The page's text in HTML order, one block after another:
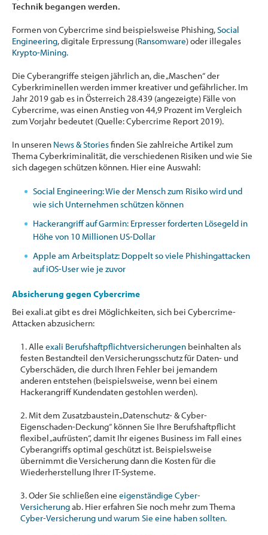
Technik begangen werden.
Formen von Cybercrime sind beispielsweise Phishing,Social
Engineering, digitale Erpressung (Ransomware) oder illegales
Krypto-Mining.
Die Cyberangriffe steigen jährlich an, die „Maschen“ der
Cyberkriminellen werden immer kreativer und gefährlicher. Im
Jahr 2019 gab es in Österreich 28.439 (angezeigte) Fälle von
Cybercrime, was einen Anstieg von 44,9 Prozent im Vergleich
zum Vorjahr bedeutet (Quelle: Cybercrime Report 2019).
In unseren News & Storiesfinden Sie zahlreiche Artikel zum
Thema Cyberkriminalität, die verschiedenen Risiken und wie Sie
sich dagegen schützen können. Hier eine Auswahl:
Social Engineering: Wie der Mensch zum Risiko wird und
wie sich Unternehmen schützen können
Hackerangriff auf Garmin: Erpresser forderten Lösegeld in
Höhe von 10 Millionen US-Dollar
Apple am Arbeitsplatz: Doppelt so viele Phishingattacken
auf iOS-User wie je zuvor
Absicherung gegen Cybercrime
Bei exali.at gibt es drei Möglichkeiten, sich bei Cybercrime-
Attacken abzusichern:
1. Alle exali Berufshaftpflichtversicherungen beinhalten als
festen Bestandteil den Versicherungsschutz für Daten- und
Cyberschäden, die durch Ihren Fehler bei jemandem
anderen entstehen (beispielsweise, wenn bei einem
Hackerangriff Kundendaten gestohlen werden).
2. Mit dem Zusatzbaustein „Datenschutz- & Cyber-
Eigenschaden-Deckung“ können Sie Ihre Berufshaftpflicht
flexibel „aufrüsten“, damit Ihr eigenes Business im Fall eines
Cyberangriffs optimal geschützt ist. Beispielsweise
übernimmt die Versicherung dann die Kosten für die
Wiederherstellung Ihrer IT-Systeme.
3. Oder Sie schließen eine eigenständige Cyber-
Versicherungab. Hier erfahren Sie noch mehr zum Thema
Cyber-Versicherung und warum Sie eine haben sollten.